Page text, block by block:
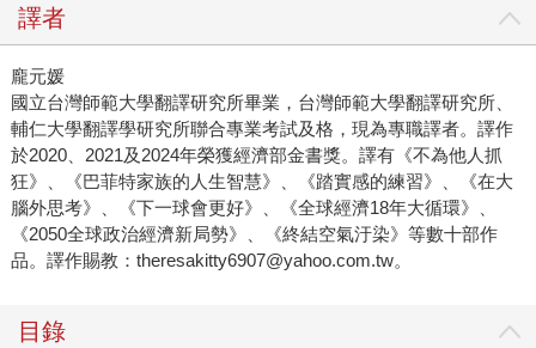
譯者
龐元媛
國立台灣師範大學翻譯研究所畢業，台灣師範大學翻譯研究所、
輔仁大學翻譯學研究所聯合專業考試及格，現為專職譯者。譯作
於2020、2021及2024年榮獲經濟部金書獎。譯有《不為他人抓
狂》、《巴菲特家族的人生智慧》、《踏實感的練習》、《在大
腦外思考》、《下一球會更好》、《全球經濟18年大循環》、
《2050全球政治經濟新局勢》、《終結空氣汙染》等數十部作
品。譯作賜教：theresakitty6907@yahoo.com.tw。
目錄